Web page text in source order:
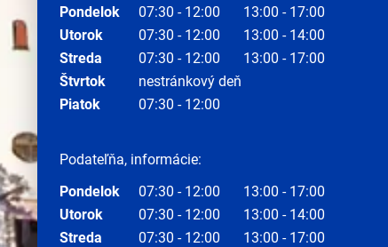
Pondelok
07:30 - 12:00
13:00 - 17:00
Utorok
07:30 - 12:00
13:00 - 14:00
Streda
07:30 - 12:00
13:00 - 17:00
Štvrtok
nestránkový deň
Piatok
07:30 - 12:00
Podateľňa, informácie:
Pondelok
07:30 - 12:00
13:00 - 17:00
Utorok
07:30 - 12:00
13:00 - 14:00
Streda
07:30 - 12:00
13:00 - 17:00